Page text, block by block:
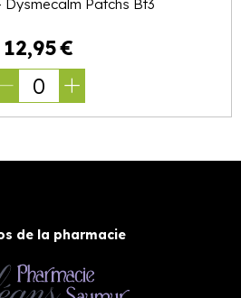
Dysmecalm Patchs Bt3
12,95€
0
de la pharmacie